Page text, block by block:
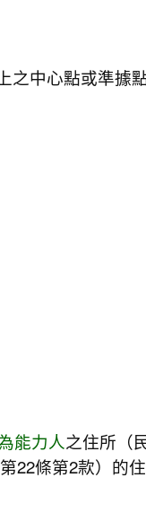
之中心點或準據
能力人之住所（
22條第2款）的